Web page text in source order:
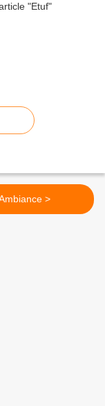
Ambiance >